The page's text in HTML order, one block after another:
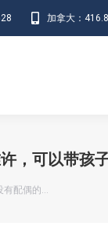
加拿大：
，可以带孩
有配偶的…